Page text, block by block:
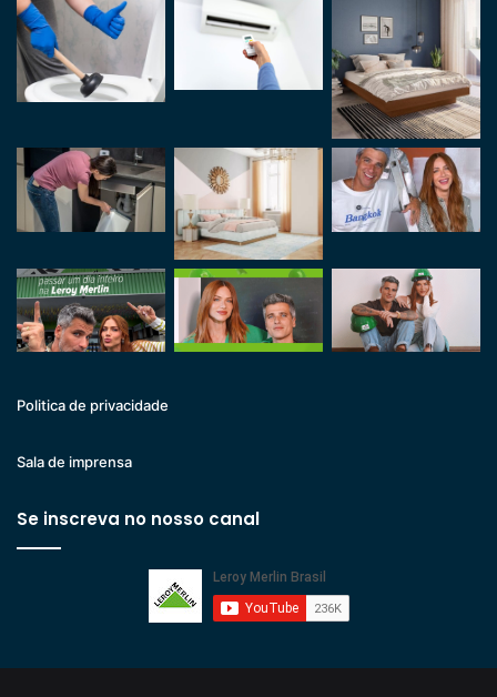
Politica de privacidade
Sala de imprensa
Se inscreva no nosso canal